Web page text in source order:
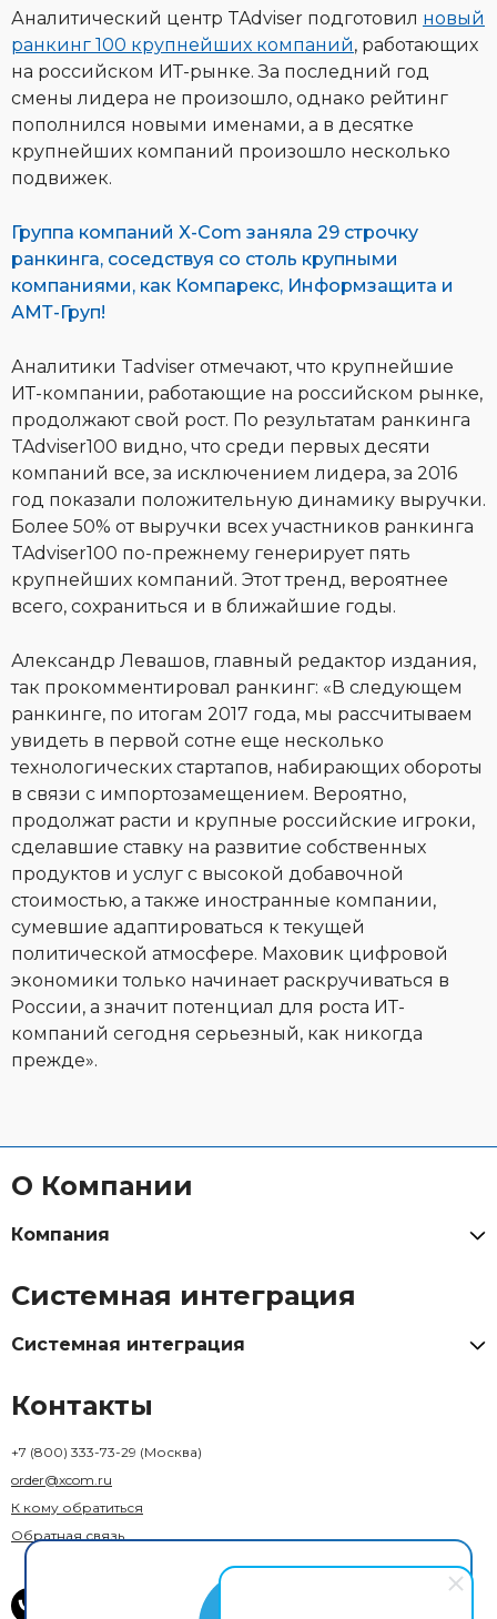
Аналитический центр TAdviser подготовил новый
ранкинг 100 крупнейших компаний, работающих
на российском ИТ-рынке. За последний год
смены лидера не произошло, однако рейтинг
пополнился новыми именами, а в десятке
крупнейших компаний произошло несколько
подвижек.
Группа компаний X-Com заняла 29 строчку
ранкинга, соседствуя со столь крупными
компаниями, как Компарекс, Информзащита и
АМТ-Груп!
Аналитики Tadviser отмечают, что крупнейшие
ИТ-компании, работающие на российском рынке,
продолжают свой рост. По результатам ранкинга
TAdviser100 видно, что среди первых десяти
компаний все, за исключением лидера, за 2016
год показали положительную динамику выручки.
Более 50% от выручки всех участников ранкинга
TAdviser100 по-прежнему генерирует пять
крупнейших компаний. Этот тренд, вероятнее
всего, сохраниться и в ближайшие годы.
Александр Левашов, главный редактор издания,
так прокомментировал ранкинг: «В следующем
ранкинге, по итогам 2017 года, мы рассчитываем
увидеть в первой сотне еще несколько
технологических стартапов, набирающих обороты
в связи с импортозамещением. Вероятно,
продолжат расти и крупные российские игроки,
сделавшие ставку на развитие собственных
продуктов и услуг с высокой добавочной
стоимостью, а также иностранные компании,
сумевшие адаптироваться к текущей
политической атмосфере. Маховик цифровой
экономики только начинает раскручиваться в
России, а значит потенциал для роста ИТ-
компаний сегодня серьезный, как никогда
прежде».
О Компании
Компания
Системная интеграция
Системная интеграция
Контакты
+7 (800) 333-73-29 (Москва)
order@xcom.ru
К кому обратиться
Обратная связь